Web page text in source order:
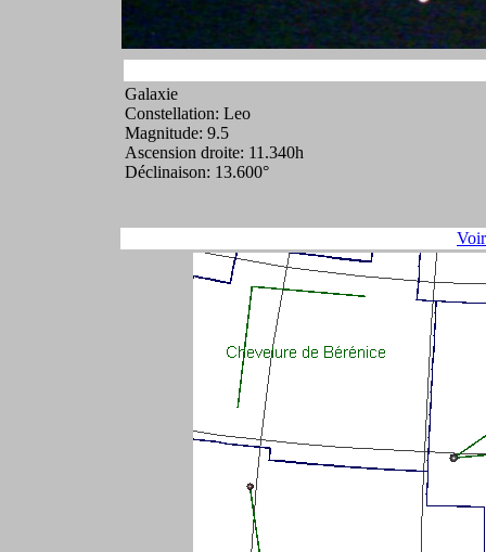
Galaxie
Constellation: Leo
Magnitude: 9.5
Ascension droite: 11.340h
Déclinaison: 13.600°